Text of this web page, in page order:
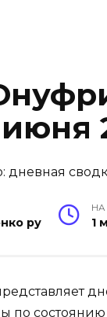
ру
НА
1
по